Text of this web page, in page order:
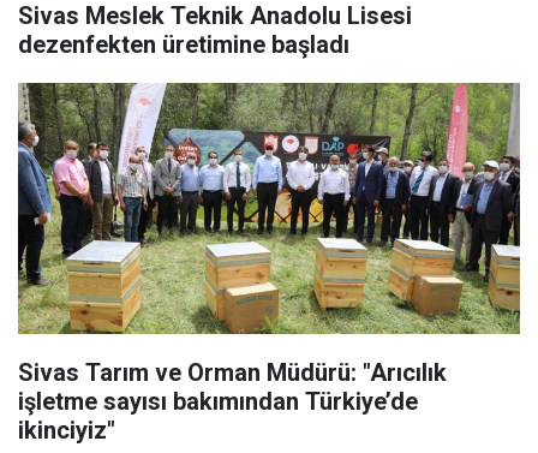
Sivas Meslek Teknik Anadolu Lisesi
dezenfekten üretimine başladı
Sivas Tarım ve Orman Müdürü: "Arıcılık
işletme sayısı bakımından Türkiye’de
ikinciyiz"